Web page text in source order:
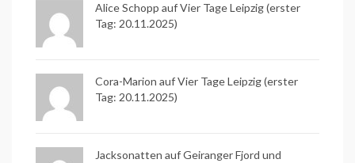
Alice Schopp aufVier Tage Leipzig (erster
Tag: 20.11.2025)
Cora-Marion aufVier Tage Leipzig (erster
Tag: 20.11.2025)
Jacksonatten aufGeiranger Fjord und